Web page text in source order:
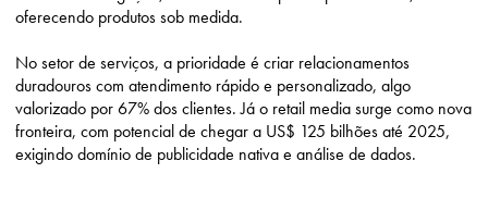
oferecendo produtos sob medida.
No setor de serviços, a prioridade é criar relacionamentos
duradouros com atendimento rápido e personalizado, algo
valorizado por 67% dos clientes. Já o retail media surge como nova
fronteira, com potencial de chegar a US$ 125 bilhões até 2025,
exigindo domínio de publicidade nativa e análise de dados.